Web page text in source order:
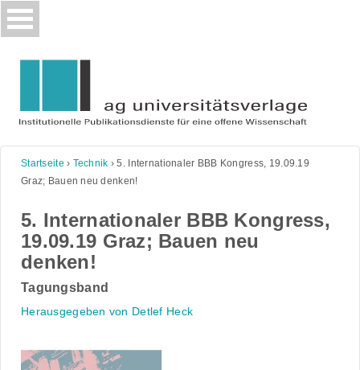
Skip
to
Startseite › Technik ›5. Internationaler BBB Kongress, 19.09.19
Graz; Bauen neu denken!
5. Internationaler BBB Kongress,
19.09.19 Graz; Bauen neu
denken!
Tagungsband
Herausgegeben von Detlef Heck